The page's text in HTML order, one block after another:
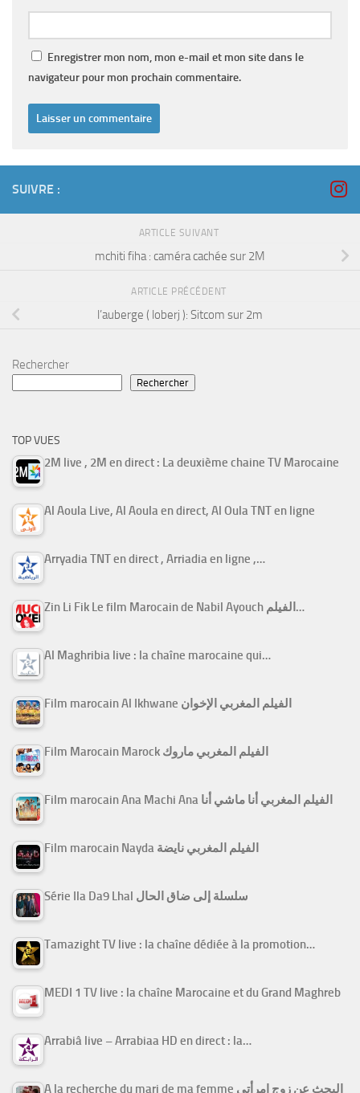
Enregistrer mon nom, mon e-mail et mon site dans le
navigateur pour mon prochain commentaire.
SUIVRE :
ARTICLE SUIVANT
mchiti fiha : caméra cachée sur 2M
ARTICLE PRÉCÉDENT
l’auberge ( loberj ): Sitcom sur 2m
Rechercher
Rechercher
TOP VUES
2M live , 2M en direct : La deuxième chaine TV Marocaine
Al Aoula Live, Al Aoula en direct, Al Oula TNT en ligne
Arryadia TNT en direct , Arriadia en ligne ,…
Zin Li Fik Le film Marocain de Nabil Ayouch الفيلم…
Al Maghribia live : la chaîne marocaine qui…
Film marocain Al Ikhwane الفيلم المغربي الإخوان
Film Marocain Marock الفيلم المغربي ماروك
Film marocain Ana Machi Ana الفيلم المغربي أنا ماشي أنا
Film marocain Nayda الفيلم المغربي نايضة
Série Ila Da9 Lhal سلسلة إلى ضاق الحال
Tamazight TV live : la chaîne dédiée à la promotion…
MEDI 1 TV live : la chaîne Marocaine et du Grand Maghreb
Arrabiâ live – Arrabiaa HD en direct : la…
A la recherche du mari de ma femme البحث عن زوج امرأتي